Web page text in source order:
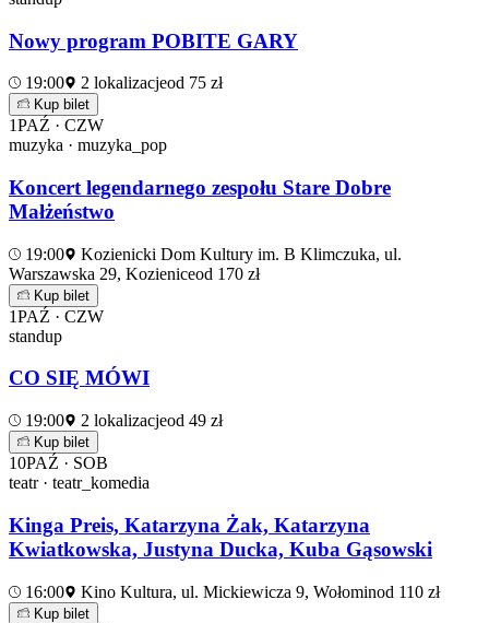
Nowy program POBITE GARY
19:00 2 lokalizacjeod 75 zł
Kup bilet
1PAŹ · CZW
muzyka · muzyka_pop
Koncert legendarnego zespołu Stare Dobre
Małżeństwo
19:00
Kozienicki Dom Kultury im. B Klimczuka, ul.
Warszawska 29, Kozieniceod 170 zł
Kup bilet
1PAŹ · CZW
standup
CO SIĘ MÓWI
19:00 2 lokalizacjeod 49 zł
Kup bilet
10PAŹ · SOB
teatr · teatr_komedia
Kinga Preis, Katarzyna Żak, Katarzyna
Kwiatkowska, Justyna Ducka, Kuba Gąsowski
16:00 Kino Kultura, ul. Mickiewicza 9, Wołominod 110 zł
Kup bilet